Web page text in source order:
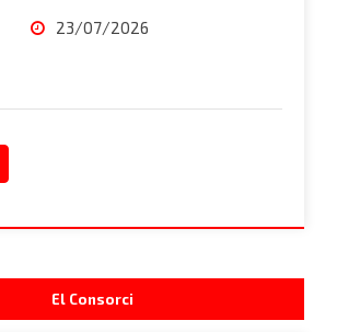
23/07/2026
El Consorci